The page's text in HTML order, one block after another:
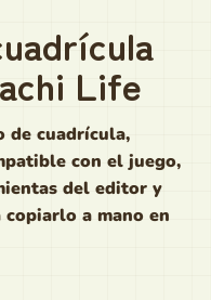
Life
de cuadrícula,
con el juego,
del editor y
a mano en